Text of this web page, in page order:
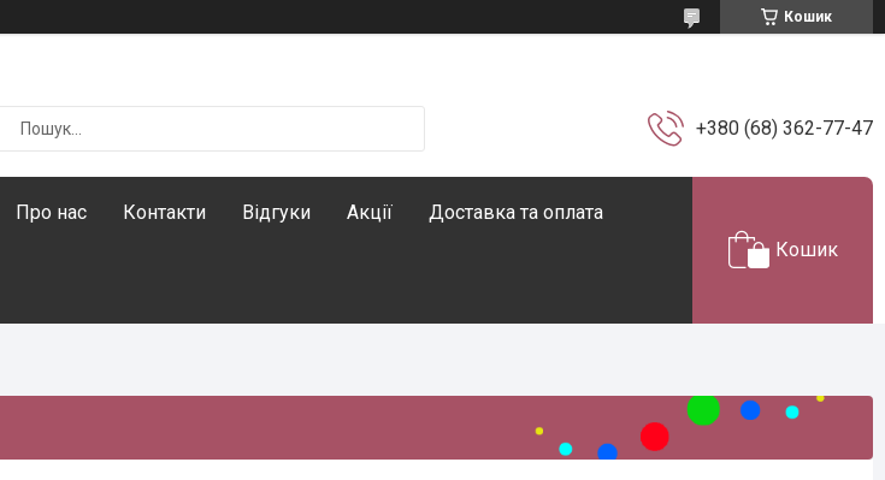
Кошик
+380 (68) 362-77-47
Про нас Контакти Відгуки Акції Доставка та оплата
Кошик